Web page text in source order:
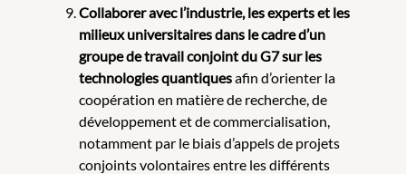
Collaborer avec l’industrie, les experts et les
milieux universitaires dans le cadre d’un
groupe de travail conjoint du G7 sur les
technologies quantiquesafin d’orienter la
coopération en matière de recherche, de
développement et de commercialisation,
notamment par le biais d’appels de projets
conjoints volontaires entre les différents